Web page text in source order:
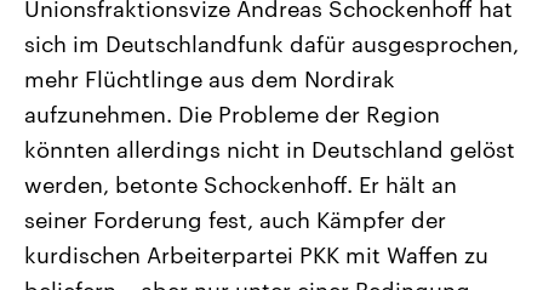
Landtagswahl Sachsen-Anhalt
2026
Alle Informationen
Sachsen-Anhalt wählt am 6.
September 2026 einen neuen
Landtag. Seit 2021 wird das
Bundesland von einer Koalition aus
Umfragen, Prognosen,
Wahlprogramme, aktuelle Berichte
und Hintergründe zu den Parteien
und Kandidaten der anstehenden
USA
Aktuelle Beiträge,
Hintergründe
Wirtschaftlich und
gehören die Vereinigten
den mächtigsten Ländern
mit großem Einfluss auf
Sendungen Programm Podcasts
Unionsfraktionsvize Andreas Schockenhoff hat
sich im Deutschlandfunk dafür ausgesprochen,
mehr Flüchtlinge aus dem Nordirak
aufzunehmen. Die Probleme der Region
könnten allerdings nicht in Deutschland gelöst
werden, betonte Schockenhoff. Er hält an
seiner Forderung fest, auch Kämpfer der
kurdischen Arbeiterpartei PKK mit Waffen zu